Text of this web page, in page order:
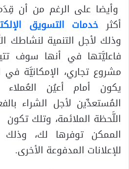
وأيضا على الرغم من أن
أكثر خدمات التسويق
وذلك لأجل التنمية لنشاطك
فاعليَّتها في أنها سوف
مشروع تجاري، الإمكانيَّة
يكون أمام أعيُن
المُستعدِّين لأجل الشراء
اللَّحظة الملائمة، وتلك
الممكن توفرها لك،
للإعلانات المدفوعة الأخرى.